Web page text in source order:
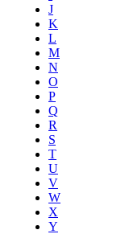
J
K
L
M
N
O
P
Q
R
S
T
U
V
W
X
Y